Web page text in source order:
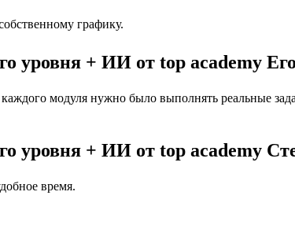
графику.
уровня + ИИ от top academy
модуля нужно было выполнять реальные
уровня + ИИ от top academy
время.